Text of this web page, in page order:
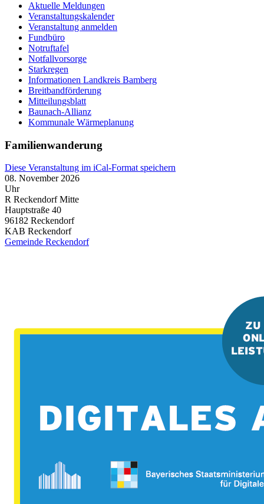
Aktuelle Meldungen
Veranstaltungskalender
Veranstaltung anmelden
Fundbüro
Notruftafel
Notfallvorsorge
Starkregen
Informationen Landkreis Bamberg
Breitbandförderung
Mitteilungsblatt
Baunach-Allianz
Kommunale Wärmeplanung
Familienwanderung
Diese Veranstaltung im iCal-Format speichern
08. November 2026
Uhr
R Reckendorf Mitte
Hauptstraße 40
96182 Reckendorf
KAB Reckendorf
Gemeinde Reckendorf